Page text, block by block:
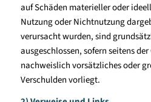
auf Schäden materieller oder
Nutzung oder Nichtnutzung
verursacht wurden, sind
ausgeschlossen, sofern seitens
nachweislich vorsätzliches oder
Verschulden vorliegt.